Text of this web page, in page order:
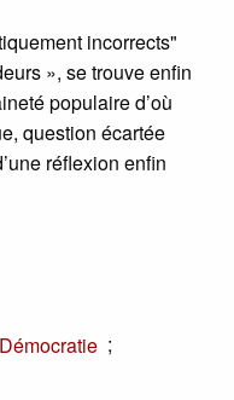
incorrects"
», se trouve enfin
populaire d’où
question écartée
réflexion enfin
Démocratie ;